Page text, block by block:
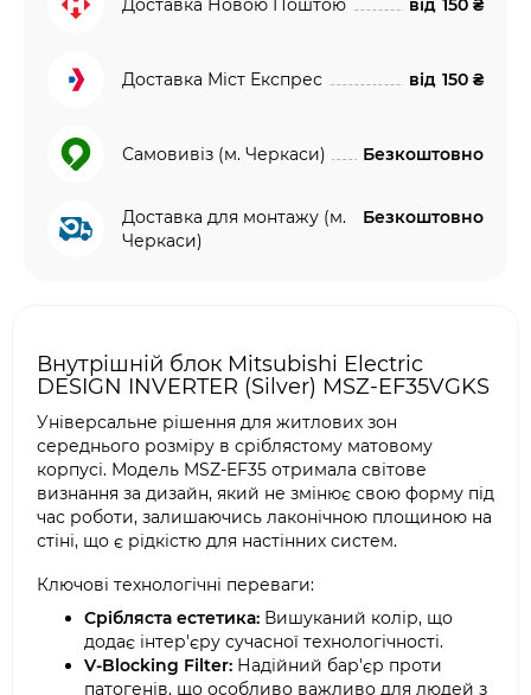
Доставка Новою Поштою від 150 ₴
Доставка Міст Експрес від 150 ₴
Самовивіз (м. Черкаси) Безкоштовно
Доставка для монтажу (м.
Черкаси)
Безкоштовно
Внутрішній блок Mitsubishi Electric
DESIGN INVERTER (Silver) MSZ-EF35VGKS
Універсальне рішення для житлових зон
середнього розміру в сріблястому матовому
корпусі. Модель MSZ-EF35 отримала світове
визнання за дизайн, який не змінює свою форму під
час роботи, залишаючись лаконічною площиною на
стіні, що є рідкістю для настінних систем.
Ключові технологічні переваги:
Срібляста естетика: Вишуканий колір, що
додає інтер'єру сучасної технологічності.
V-Blocking Filter: Надійний бар'єр проти
патогенів, що особливо важливо для людей з